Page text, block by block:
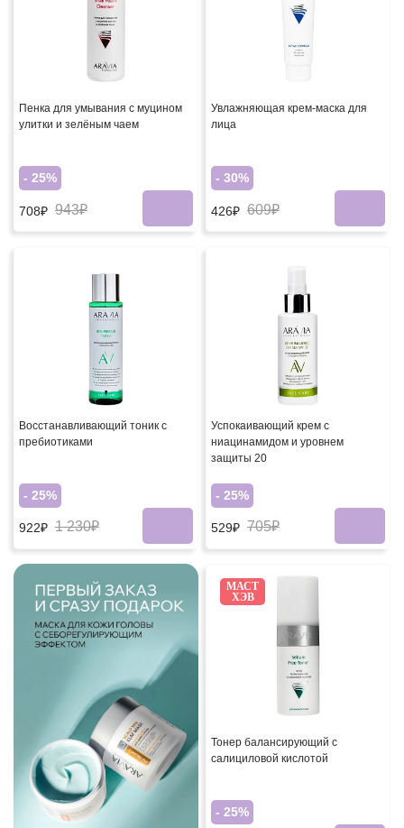
Пенка для умывания с муцином
улитки и зелёным чаем
- 25%
708₽ 943₽
Увлажняющая крем-маска для
лица
- 30%
426₽ 609₽
Восстанавливающий тоник с
пребиотиками
- 25%
922₽ 1 230₽
Успокаивающий крем с
ниацинамидом и уровнем
защиты 20
- 25%
529₽ 705₽
МАСТ
ХЭВ
Тонер балансирующий с
салициловой кислотой
- 25%